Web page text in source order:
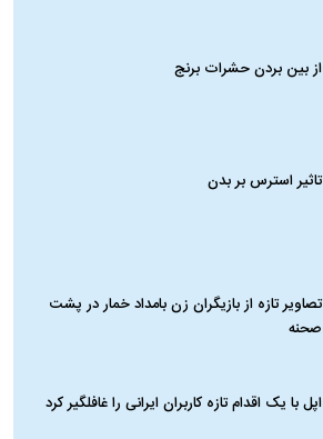
از بین بردن حشرات برنج
تاثیر استرس بر بدن
تصاویر تازه از بازیگران زن بامداد خمار در پشت
صحنه
اپل با یک اقدام تازه کاربران ایرانی را غافلگیر کرد